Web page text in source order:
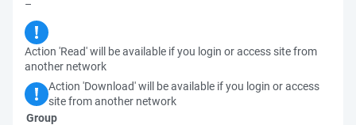
–
Action 'Read' will be available if you login or access site from
another network
Action 'Download' will be available if you login or access
site from another network
Group